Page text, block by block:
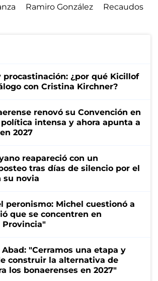
Ramiro González Recaudos
procastinación: ¿por qué Kicillof
con Cristina Kirchner?
renovó su Convención en
intensa y ahora apunta a
2027
reapareció con un
tras días de silencio por el
su novia
peronismo: Michel cuestionó a
que se concentren en
Provincia"
"Cerramos una etapa y
construir la alternativa de
los bonaerenses en 2027"